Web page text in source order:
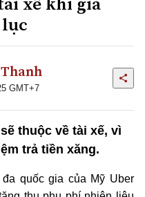
GMT+7
thuộc về tài xế, vì
trả tiền xăng.
quốc gia của Mỹ Uber